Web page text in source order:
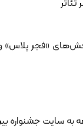
«فجر پلاس» و
به سایت جشنواره